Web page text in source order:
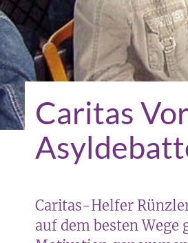
Caritas
Caritas-Helfer
auf dem besten Wege